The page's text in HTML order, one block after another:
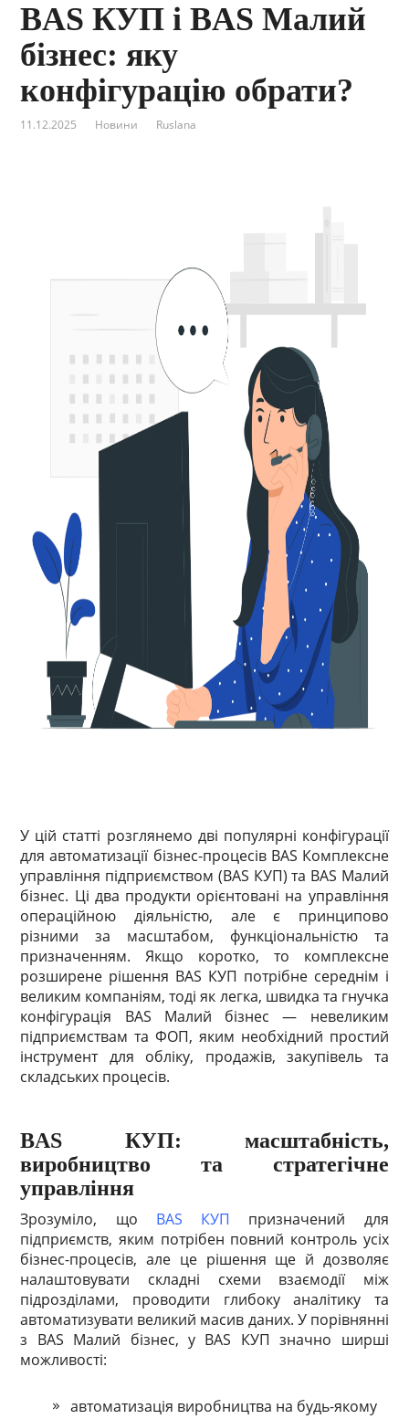
BAS КУП і BAS Малий
бізнес: яку
конфігурацію обрати?
11.12.2025 Новини Ruslana
У цій статті розглянемо дві популярні конфігурації
для автоматизації бізнес-процесів BAS Комплексне
управління підприємством (BAS КУП) та BAS Малий
бізнес. Ці два продукти орієнтовані на управління
операційною діяльністю, але є принципово
різними за масштабом, функціональністю та
призначенням. Якщо коротко, то комплексне
розширене рішення BAS КУП потрібне середнім і
великим компаніям, тоді як легка, швидка та гнучка
конфігурація BAS Малий бізнес — невеликим
підприємствам та ФОП, яким необхідний простий
інструмент для обліку, продажів, закупівель та
складських процесів.
BAS КУП: масштабність,
виробництво та стратегічне
управління
Зрозуміло, що BAS КУП призначений для
підприємств, яким потрібен повний контроль усіх
бізнес-процесів, але це рішення ще й дозволяє
налаштовувати складні схеми взаємодії між
підрозділами, проводити глибоку аналітику та
автоматизувати великий масив даних. У порівнянні
з BAS Малий бізнес, у BAS КУП значно ширші
можливості:
автоматизація виробництва на будь-якому